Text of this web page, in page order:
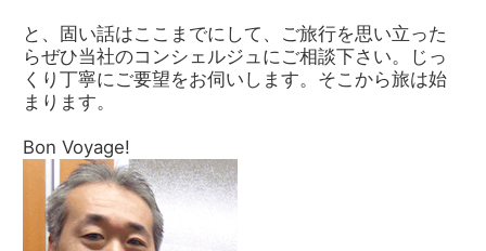
と、固い話はここまでにして、ご旅行を思い立った
らぜひ当社のコンシェルジュにご相談下さい。じっ
くり丁寧にご要望をお伺いします。そこから旅は始
まります。
Bon Voyage!